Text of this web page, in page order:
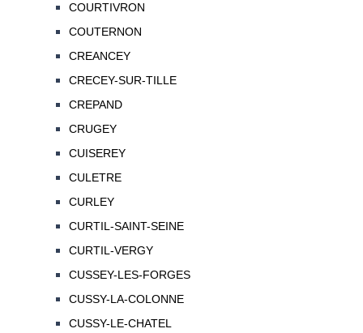
COURTIVRON
COUTERNON
CREANCEY
CRECEY-SUR-TILLE
CREPAND
CRUGEY
CUISEREY
CULETRE
CURLEY
CURTIL-SAINT-SEINE
CURTIL-VERGY
CUSSEY-LES-FORGES
CUSSY-LA-COLONNE
CUSSY-LE-CHATEL